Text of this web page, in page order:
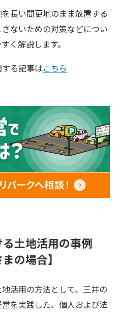
長い間更地のまま放置する
ないための対策などについ
く解説します。
る記事はこちら
土地活用の事例
の場合】
活用の方法として、三井の
を実践した、個人および法